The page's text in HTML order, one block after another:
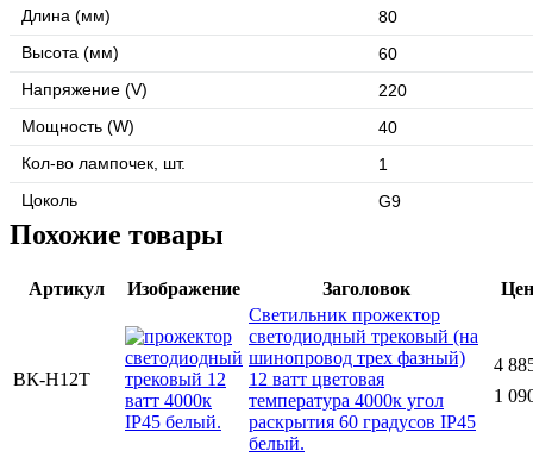
Длина (мм)
80
Высота (мм)
60
Напряжение (V)
220
Мощность (W)
40
Кол-во лампочек, шт.
1
Цоколь
G9
Похожие товары
Артикул Изображение Заголовок
ВК-Н12Т
Светильник прожектор
светодиодный трековый (на
шинопровод трех фазный)
12 ватт цветовая
температура 4000к угол
раскрытия 60 градусов IP45
белый.
4
1